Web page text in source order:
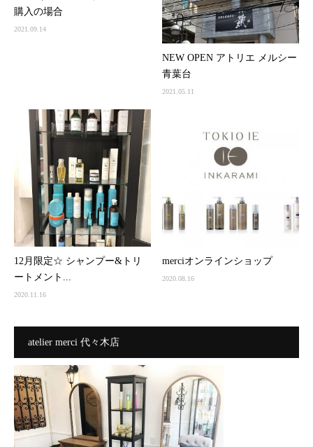
購入の場合
2021.09.14
NEW OPEN アトリエ メルシー
青葉台
2021.05.11
12月限定☆ シャンプー&トリ
ートメント...
2020.11.16
merciオンラインショップ
2020.08.16
atelier merci 代々木店